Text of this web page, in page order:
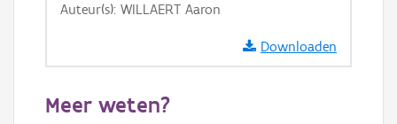
Auteur(s): WILLAERT Aaron
Downloaden
Meer weten?